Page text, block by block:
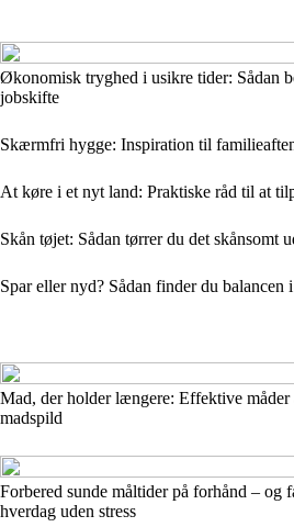
Økonomisk tryghed i usikre tider: Sådan
jobskifte
Skærmfri hygge: Inspiration til
At køre i et nyt land: Praktiske råd til at
Skån tøjet: Sådan tørrer du det skånsomt
Spar eller nyd? Sådan finder du balancen
Mad, der holder længere: Effektive måder
madspild
Forbered sunde måltider på forhånd – og
hverdag uden stress